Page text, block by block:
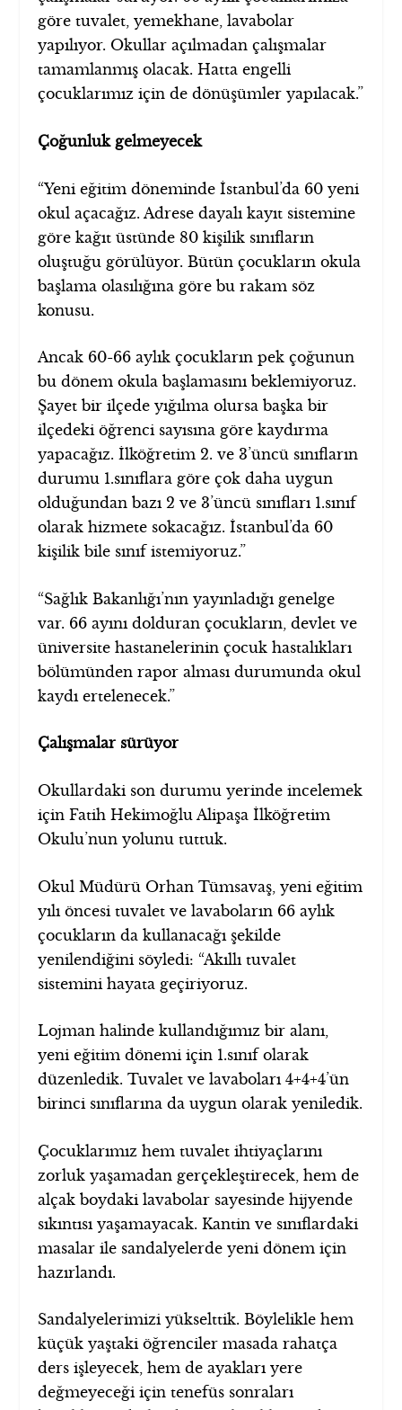
göre tuvalet, yemekhane, lavabolar
yapılıyor. Okullar açılmadan çalışmalar
tamamlanmış olacak. Hatta engelli
çocuklarımız için de dönüşümler yapılacak.”
Çoğunluk gelmeyecek
“Yeni eğitim döneminde İstanbul’da 60 yeni
okul açacağız. Adrese dayalı kayıt sistemine
göre kağıt üstünde 80 kişilik sınıfların
oluştuğu görülüyor. Bütün çocukların okula
başlama olasılığına göre bu rakam söz
konusu.
Ancak 60-66 aylık çocukların pek çoğunun
bu dönem okula başlamasını beklemiyoruz.
Şayet bir ilçede yığılma olursa başka bir
ilçedeki öğrenci sayısına göre kaydırma
yapacağız. İlköğretim 2. ve 3’üncü sınıfların
durumu 1.sınıflara göre çok daha uygun
olduğundan bazı 2 ve 3’üncü sınıfları 1.sınıf
olarak hizmete sokacağız. İstanbul’da 60
kişilik bile sınıf istemiyoruz.”
“Sağlık Bakanlığı’nın yayınladığı genelge
var. 66 ayını dolduran çocukların, devlet ve
üniversite hastanelerinin çocuk hastalıkları
bölümünden rapor alması durumunda okul
kaydı ertelenecek.”
Çalışmalar sürüyor
Okullardaki son durumu yerinde incelemek
için Fatih Hekimoğlu Alipaşa İlköğretim
Okulu’nun yolunu tuttuk.
Okul Müdürü Orhan Tümsavaş, yeni eğitim
yılı öncesi tuvalet ve lavaboların 66 aylık
çocukların da kullanacağı şekilde
yenilendiğini söyledi: “Akıllı tuvalet
sistemini hayata geçiriyoruz.
Lojman halinde kullandığımız bir alanı,
yeni eğitim dönemi için 1.sınıf olarak
düzenledik. Tuvalet ve lavaboları 4+4+4’ün
birinci sınıflarına da uygun olarak yeniledik.
Çocuklarımız hem tuvalet ihtiyaçlarını
zorluk yaşamadan gerçekleştirecek, hem de
alçak boydaki lavabolar sayesinde hijyende
sıkıntısı yaşamayacak. Kantin ve sınıflardaki
masalar ile sandalyelerde yeni dönem için
hazırlandı.
Sandalyelerimizi yükselttik. Böylelikle hem
küçük yaştaki öğrenciler masada rahatça
ders işleyecek, hem de ayakları yere
değmeyeceği için tenefüs sonraları